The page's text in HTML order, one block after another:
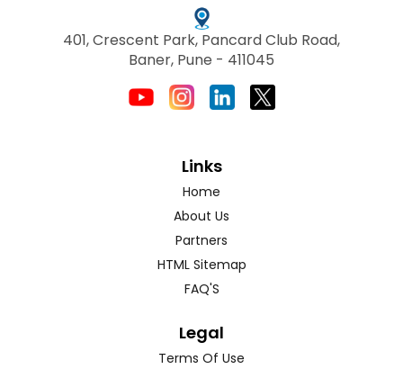
401, Crescent Park, Pancard Club Road,
Baner, Pune - 411045
Links
Home
About Us
Partners
HTML Sitemap
FAQ'S
Legal
Terms Of Use